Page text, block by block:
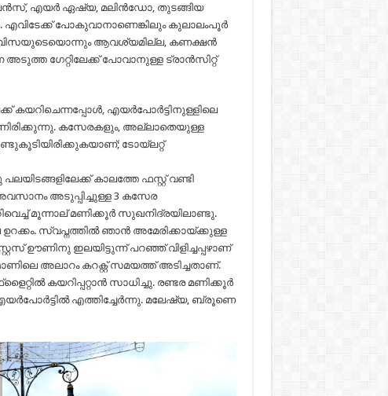
എയർ ഏഷ്യ, മലിൻഡോ, തുടങ്ങിയ
പോകുവാനാണെങ്കിലും കുലാലംപൂർ
വിസയുടെയൊന്നും ആവശ്യമില്ല, കണക്ഷൻ
ഗേറ്റിലേക്ക് പോവാനുള്ള ട്രാൻസിറ്റ്
കയറിചെന്നപ്പോൾ, എയർപോർട്ടിനുള്ളിലെ
കസേരകളും, അല്ലാതെയുള്ള
ടോയ്ലറ്റ്
കാലത്തേ ഫസ്റ്റ് വണ്ടി
അടുപ്പിച്ചുള്ള 3 കസേര
മൂന്നാല് മണിക്കൂർ സുഖനിദ്രയിലാണ്ടു.
സ്വപ്നത്തിൽ ഞാൻ അമേരിക്കായ്ക്കുള്ള
ഊണിനു ഇലയിട്ടുന്ന് പറഞ്ഞ് വിളിച്ചപ്പഴാണ്
അലാറം കറക്റ്റ് സമയത്ത് അടിച്ചതാണ്.
കയറിപ്പറ്റാൻ സാധിച്ചു. രണ്ടര മണിക്കൂർ
എത്തിച്ചേർന്നു. മലേഷ്യ, ബ്രൂണെ